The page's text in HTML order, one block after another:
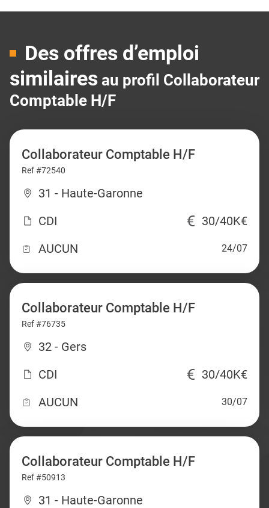
Des offres d’emploi
similaires au profil Collaborateur
Comptable H/F
Collaborateur Comptable H/F
Ref #72540
31 - Haute-Garonne
CDI
30/40K€
AUCUN
24/07
Collaborateur Comptable H/F
Ref #76735
32 - Gers
CDI
30/40K€
AUCUN
30/07
Collaborateur Comptable H/F
Ref #50913
31 - Haute-Garonne